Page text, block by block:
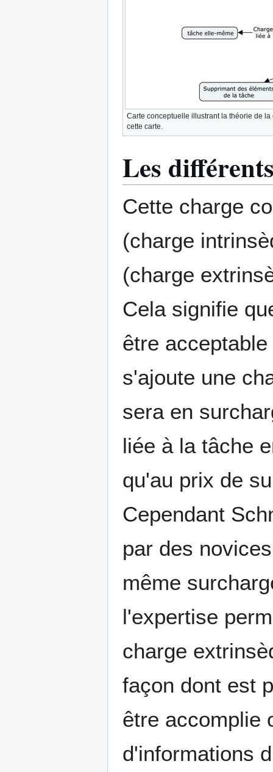
Carte conceptuelle illustrant la théorie de
cette carte.
Les
Cette charge
(charge
(charge
Cela signifie
être
s'ajoute une
sera en
liée à la tâche
qu'au prix de
Cependant
par des
même
l'expertise
charge
façon dont est
être accomplie
d'informations